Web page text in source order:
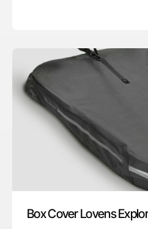
Box Cover Lovens